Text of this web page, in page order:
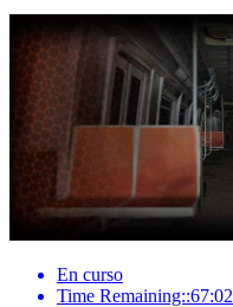
En curso
Time Remaining::67:02